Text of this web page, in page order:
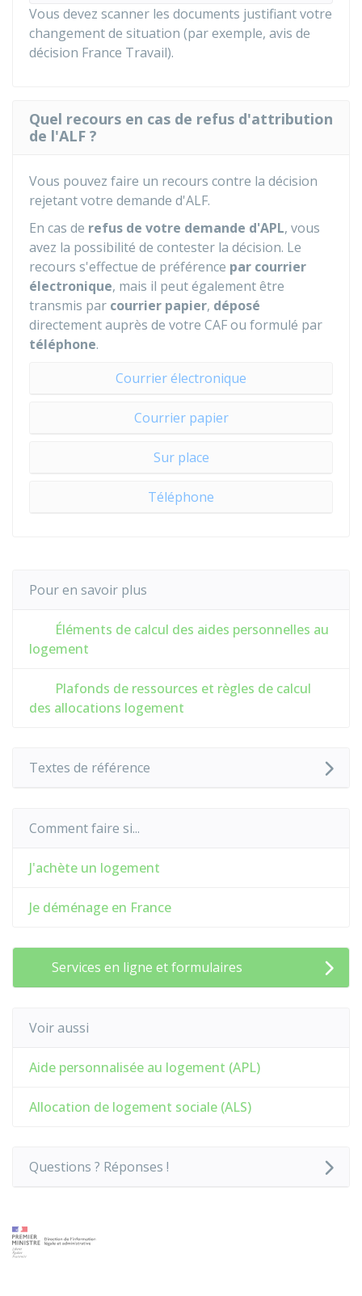
Vous devez scanner les documents justifiant votre
changement de situation (par exemple, avis de
décision France Travail).
Quel recours en cas de refus d'attribution
de l'ALF ?
Vous pouvez faire un recours contre la décision
rejetant votre demande d'ALF.
En cas de refus de votre demande d'APL, vous
avez la possibilité de contester la décision. Le
recours s'effectue de préférence par courrier
électronique, mais il peut également être
transmis par courrier papier, déposé
directement auprès de votre CAF ou formulé par
téléphone.
Courrier électronique
Courrier papier
Sur place
Téléphone
Pour en savoir plus
Éléments de calcul des aides personnelles au
logement
Plafonds de ressources et règles de calcul
des allocations logement
Textes de référence
Comment faire si...
J'achète un logement
Je déménage en France
Services en ligne et formulaires
Voir aussi
Aide personnalisée au logement (APL)
Allocation de logement sociale (ALS)
Questions ? Réponses !